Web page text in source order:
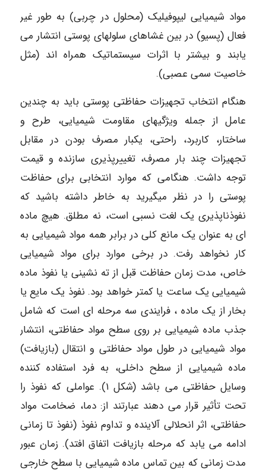
مواد شیمیایی لیپوفیلیک (محلول در چربی) به طور غیر
فعال (پسیو) در بین غشاهای سلولهای پوستی انتشار می
یابند و بیشتر با اثرات سیستماتیک همراه اند (مثل
خاصیت سمی عصبی).
هنگام انتخاب تجهیزات حفاظتی پوستی باید به چندین
عامل از جمله ویژگیهای مقاومت شیمیایی، طرح و
ساختار، کاربرد، راحتی، یکبار مصرف بودن در مقابل
تجهیزات چند بار مصرف، تغییرپذیری سازنده و قیمت
توجه داشت. هنگامی که موارد انتخابی برای حفاظت
پوستی را در نظر میگیرید به خاطر داشته باشید که
نفوذناپذیری یک لغت نسبی است، نه مطلق. هیچ ماده
ای به عنوان یک مانع کلی در برابر همه مواد شیمیایی به
کار نخواهد رفت. در برخی موارد برای مواد شیمیایی
خاص، مدت زمان حفاظت قبل از ته نشینی یا نفوذ ماده
شیمیایی یک ساعت یا کمتر خواهد بود. نفوذ یک مایع یا
بخار از یک ماده ، فرایندی سه مرحله ای است که شامل
جذب ماده شیمیایی بر روی سطح مواد حفاظتی، انتشار
مواد شیمیایی در طول مواد حفاظتی و انتقال (بازیافت)
ماده شیمیایی از سطح داخلی، به فرد استفاده کننده
وسایل حفاظتی می باشد (شکل ۱). عواملی که نفوذ را
تحت تأثیر قرار می دهند عبارتند از: دما، ضخامت مواد
حفاظتی، اثر انحلالی آلاینده و تداوم نفوذ (نفوذ تا زمانی
ادامه می یابد که مرحله بازیافت اتفاق افتد). زمان عبور
مدت زمانی که بین تماس ماده شیمیایی با سطح خارجی